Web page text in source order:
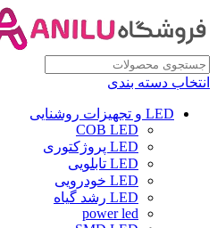
انتخاب دسته بندی
LED و تجهیزات روشنایی
COB LED
LED پروژکتوری
LED تابلویی
LED خودرویی
LED رشد گیاه
power led